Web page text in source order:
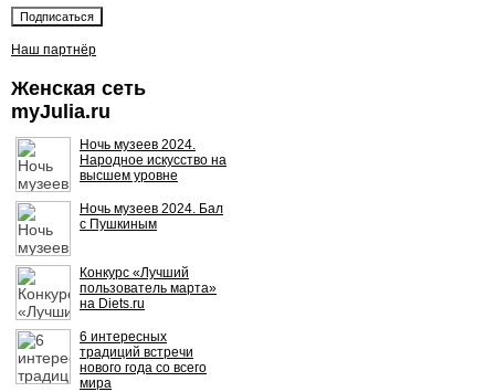
Наш партнёр
Женская сеть
myJulia.ru
Ночь музеев 2024.
Народное искусство на
высшем уровне
Ночь музеев 2024. Бал
с Пушкиным
Конкурс «Лучший
пользователь марта»
на Diets.ru
6 интересных
традиций встречи
нового года со всего
мира